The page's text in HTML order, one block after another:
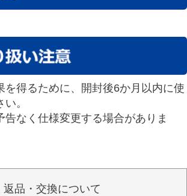
を得るために、開封後6か月以内に使
。
告なく仕様変更する場合がありま
返品・交換について